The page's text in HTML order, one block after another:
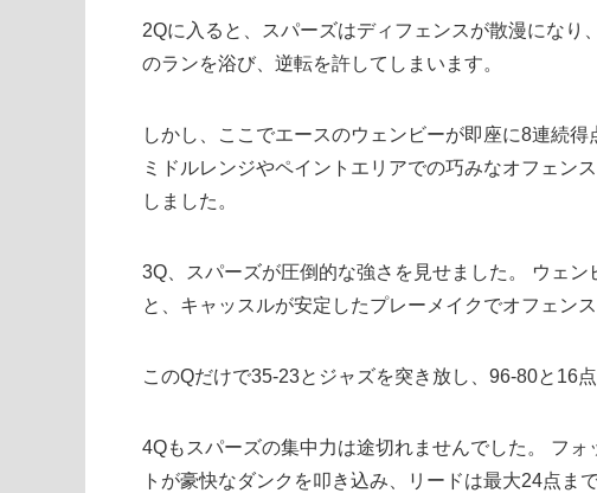
2Qに入ると、スパーズはディフェンスが散漫にな
のランを浴び、逆転を許してしまいます。
しかし、ここでエースのウェンビーが即座に8連続
ミドルレンジやペイントエリアでの巧みなオフェン
しました。
3Q、スパーズが圧倒的な強さを見せました。 ウェ
と、キャッスルが安定したプレーメイクでオフェン
このQだけで35-23とジャズを突き放し、96-80と16
4Qもスパーズの集中力は途切れませんでした。 フ
トが豪快なダンクを叩き込み、リードは最大24点ま